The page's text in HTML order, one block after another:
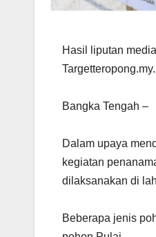
Hasil liputan
Bangka Tengah –
Dalam upaya
kegiatan
dilaksanakan di
Beberapa jenis